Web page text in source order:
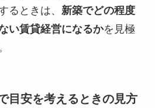
るときは、 新築でどの程度
い賃貸経営になるかを見極
目安を考えるときの見方